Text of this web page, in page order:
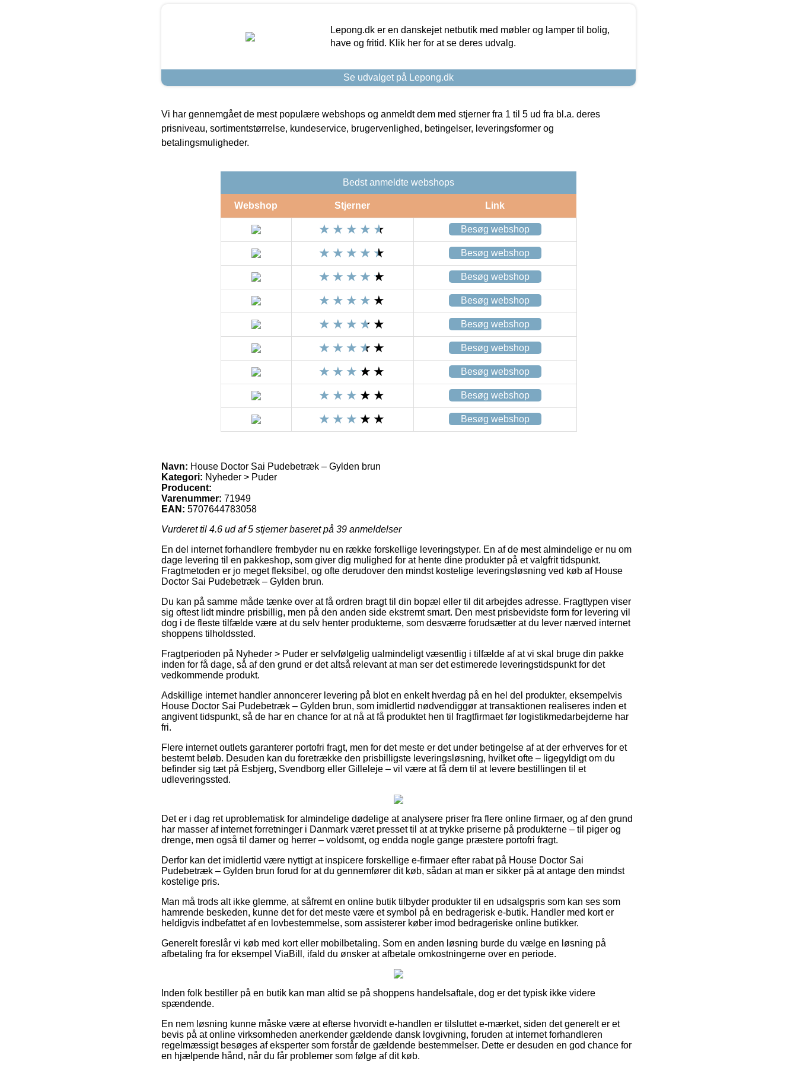
Lepong.dk er en danskejet netbutik med møbler og lamper til bolig,
have og fritid. Klik her for at se deres udvalg.
Se udvalget på Lepong.dk
Vi har gennemgået de mest populære webshops og anmeldt dem med stjerner fra 1 til 5 ud fra bl.a. deres
prisniveau, sortimentstørrelse, kundeservice, brugervenlighed, betingelser, leveringsformer og
betalingsmuligheder.
Bedst anmeldte webshops
Webshop Stjerner Link
Besøg webshop
Besøg webshop
Besøg webshop
Besøg webshop
Besøg webshop
Besøg webshop
Besøg webshop
Besøg webshop
Besøg webshop
Navn: House Doctor Sai Pudebetræk – Gylden brun
Kategori: Nyheder > Puder
Producent:
Varenummer: 71949
EAN: 5707644783058
Vurderet til 4.6 ud af 5 stjerner baseret på 39 anmeldelser
En del internet forhandlere frembyder nu en række forskellige leveringstyper. En af de mest almindelige er nu om
dage levering til en pakkeshop, som giver dig mulighed for at hente dine produkter på et valgfrit tidspunkt.
Fragtmetoden er jo meget fleksibel, og ofte derudover den mindst kostelige leveringsløsning ved køb af House
Doctor Sai Pudebetræk – Gylden brun.
Du kan på samme måde tænke over at få ordren bragt til din bopæl eller til dit arbejdes adresse. Fragttypen viser
sig oftest lidt mindre prisbillig, men på den anden side ekstremt smart. Den mest prisbevidste form for levering vil
dog i de fleste tilfælde være at du selv henter produkterne, som desværre forudsætter at du lever nærved internet
shoppens tilholdssted.
Fragtperioden på Nyheder > Puder er selvfølgelig ualmindeligt væsentlig i tilfælde af at vi skal bruge din pakke
inden for få dage, så af den grund er det altså relevant at man ser det estimerede leveringstidspunkt for det
vedkommende produkt.
Adskillige internet handler annoncerer levering på blot en enkelt hverdag på en hel del produkter, eksempelvis
House Doctor Sai Pudebetræk – Gylden brun, som imidlertid nødvendiggør at transaktionen realiseres inden et
angivent tidspunkt, så de har en chance for at nå at få produktet hen til fragtfirmaet før logistikmedarbejderne har
fri.
Flere internet outlets garanterer portofri fragt, men for det meste er det under betingelse af at der erhverves for et
bestemt beløb. Desuden kan du foretrække den prisbilligste leveringsløsning, hvilket ofte – ligegyldigt om du
befinder sig tæt på Esbjerg, Svendborg eller Gilleleje – vil være at få dem til at levere bestillingen til et
udleveringssted.
Det er i dag ret uproblematisk for almindelige dødelige at analysere priser fra flere online firmaer, og af den grund
har masser af internet forretninger i Danmark været presset til at at trykke priserne på produkterne – til piger og
drenge, men også til damer og herrer – voldsomt, og endda nogle gange præstere portofri fragt.
Derfor kan det imidlertid være nyttigt at inspicere forskellige e-firmaer efter rabat på House Doctor Sai
Pudebetræk – Gylden brun forud for at du gennemfører dit køb, sådan at man er sikker på at antage den mindst
kostelige pris.
Man må trods alt ikke glemme, at såfremt en online butik tilbyder produkter til en udsalgspris som kan ses som
hamrende beskeden, kunne det for det meste være et symbol på en bedragerisk e-butik. Handler med kort er
heldigvis indbefattet af en lovbestemmelse, som assisterer køber imod bedrageriske online butikker.
Generelt foreslår vi køb med kort eller mobilbetaling. Som en anden løsning burde du vælge en løsning på
afbetaling fra for eksempel ViaBill, ifald du ønsker at afbetale omkostningerne over en periode.
Inden folk bestiller på en butik kan man altid se på shoppens handelsaftale, dog er det typisk ikke videre
spændende.
En nem løsning kunne måske være at efterse hvorvidt e-handlen er tilsluttet e-mærket, siden det generelt er et
bevis på at online virksomheden anerkender gældende dansk lovgivning, foruden at internet forhandleren
regelmæssigt besøges af eksperter som forstår de gældende bestemmelser. Dette er desuden en god chance for
en hjælpende hånd, når du får problemer som følge af dit køb.